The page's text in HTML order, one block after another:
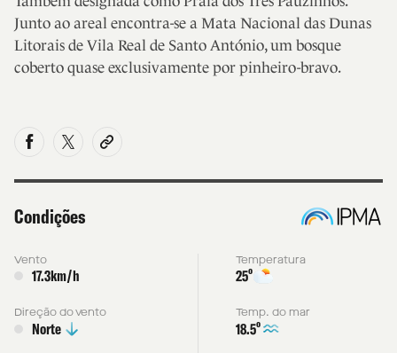
Junto ao areal encontra-se a Mata Nacional das Dunas
Litorais de Vila Real de Santo António, um bosque
coberto quase exclusivamente por pinheiro-bravo.
Condições
Vento
17.3km/h
Direção do vento
Norte
Temperatura
25º
Temp. do mar
18.5º